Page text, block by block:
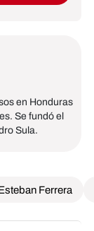
en Honduras
Se fundó el
Sula.
Ferrera